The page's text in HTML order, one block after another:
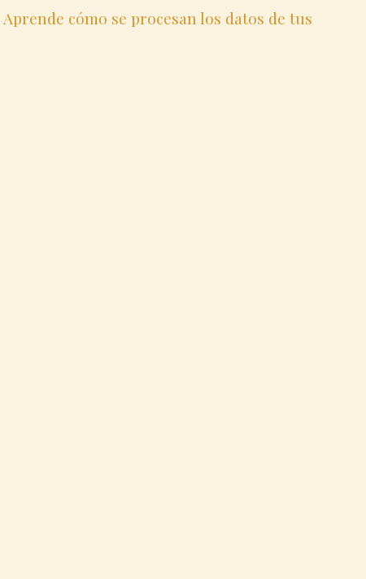
Aprende cómo se procesan los datos de tus